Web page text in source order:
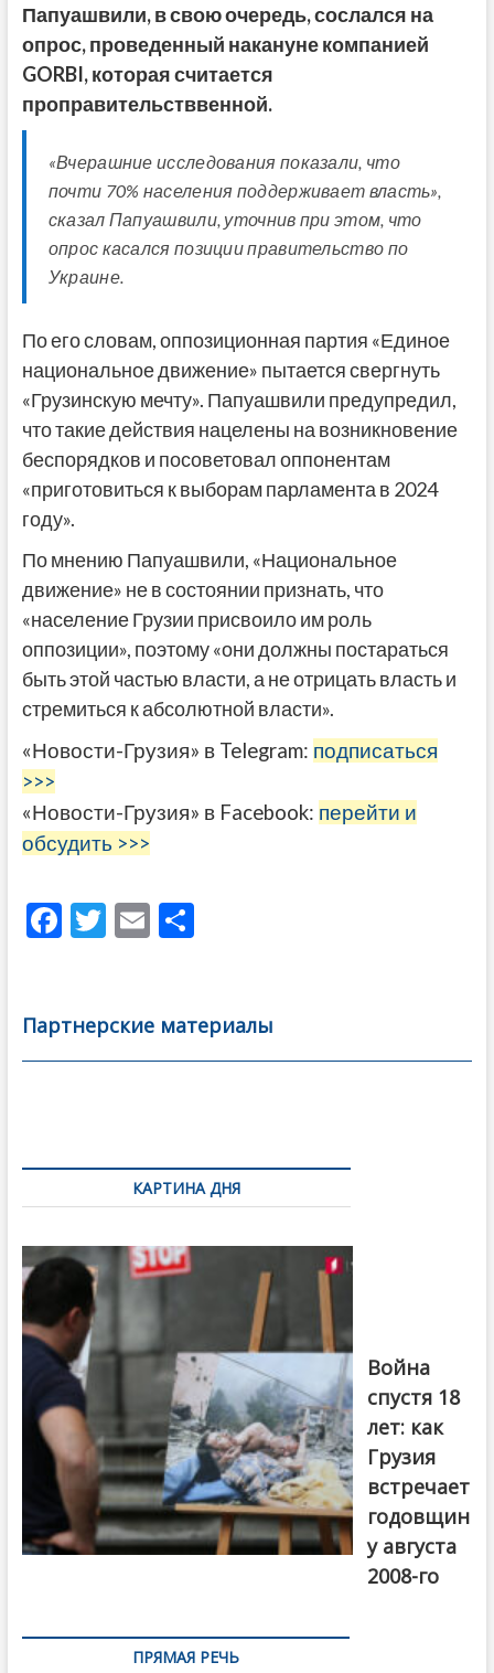
Папуашвили, в свою очередь, сослался на
опрос, проведенный накануне компанией
GORBI, которая считается
проправительстввенной.
«Вчерашние исследования показали, что
почти 70% населения поддерживает власть»,
сказал Папуашвили, уточнив при этом, что
опрос касался позиции правительство по
Украине.
По его словам, оппозиционная партия «Единое
национальное движение» пытается свергнуть
«Грузинскую мечту». Папуашвили предупредил,
что такие действия нацелены на возникновение
беспорядков и посоветовал оппонентам
«приготовиться к выборам парламента в 2024
году».
По мнению Папуашвили, «Национальное
движение» не в состоянии признать, что
«население Грузии присвоило им роль
оппозиции», поэтому «они должны постараться
быть этой частью власти, а не отрицать власть и
стремиться к абсолютной власти».
«Новости-Грузия» в Telegram: подписаться
>>>
«Новости-Грузия» в Facebook: перейти и
обсудить >>>
F
b
o
T
er
E
l
О
а
в
Партнерские материалы
по
записямКАРТИНА ДНЯ
Первый канал
Война
спустя 18
лет: как
Грузия
встречает
годовщин
у августа
2008-го
ПРЯМАЯ РЕЧЬ